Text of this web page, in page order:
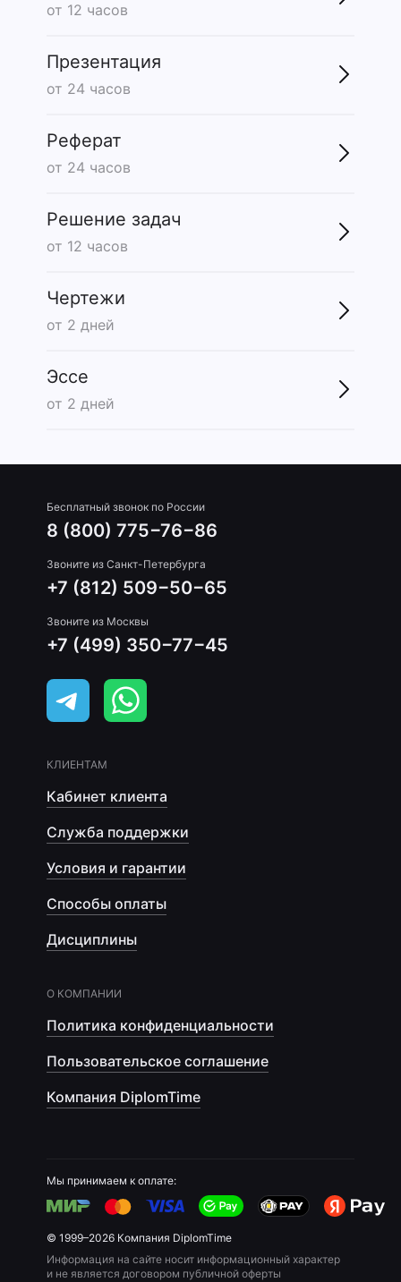
от 12 часов
Презентация
от 24 часов
Реферат
от 24 часов
Решение задач
от 12 часов
Чертежи
от 2 дней
Эссе
от 2 дней
Бесплатный звонок по России
8 (800) 775−76−86
Звоните из Санкт-Петербурга
+7 (812) 509−50−65
Звоните из Москвы
+7 (499) 350−77−45
КЛИЕНТАМ
Кабинет клиента
Служба поддержки
Условия и гарантии
Способы оплаты
Дисциплины
О КОМПАНИИ
Политика конфиденциальности
Пользовательское соглашение
Компания DiplomTime
Мы принимаем к оплате:
© 1999–2026 Компания DiplomTime
Информация на сайте носит информационный характер
и не является договором публичной оферты